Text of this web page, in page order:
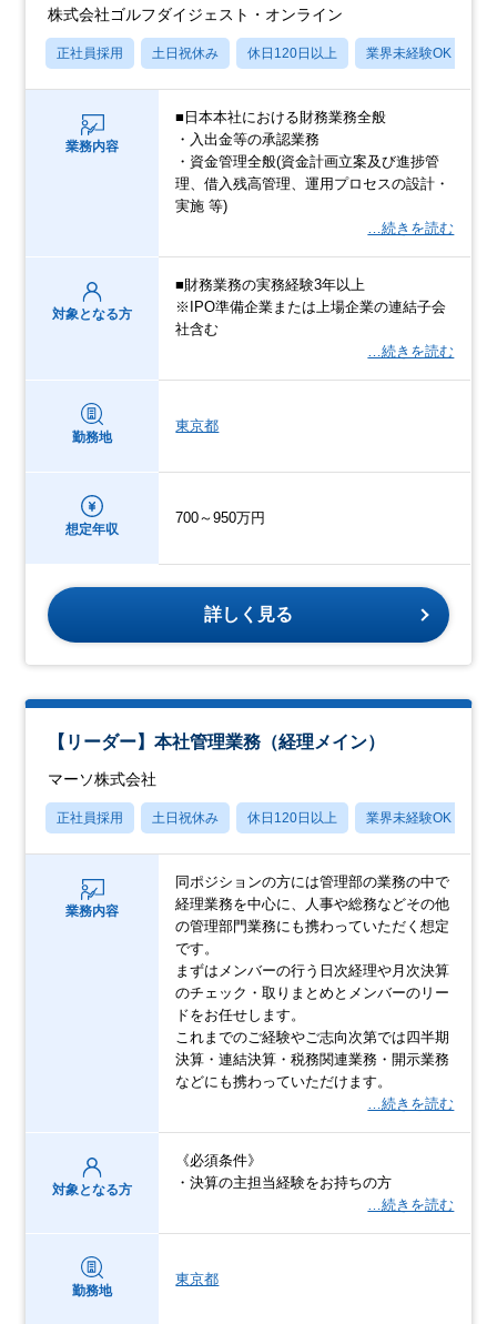
株式会社ゴルフダイジェスト・オンライン
正社員採用 土日祝休み 休日120日以上 業界未経験OK
業務内容
■日本本社における財務業務全般
・入出金等の承認業務
・資金管理全般(資金計画立案及び進捗管
理、借入残高管理、運用プロセスの設計・
実施 等)
…続きを読む
対象となる方
■財務業務の実務経験3年以上
※IPO準備企業または上場企業の連結子会
社含む
…続きを読む
勤務地
東京都
想定年収
700～950万円
詳しく見る
【リーダー】本社管理業務（経理メイン）
マーソ株式会社
正社員採用 土日祝休み 休日120日以上 業界未経験OK
業務内容
同ポジションの方には管理部の業務の中で
経理業務を中心に、人事や総務などその他
の管理部門業務にも携わっていただく想定
です。
まずはメンバーの行う日次経理や月次決算
のチェック・取りまとめとメンバーのリー
ドをお任せします。
これまでのご経験やご志向次第では四半期
決算・連結決算・税務関連業務・開示業務
などにも携わっていただけます。
…続きを読む
対象となる方
《必須条件》
・決算の主担当経験をお持ちの方
…続きを読む
勤務地
東京都